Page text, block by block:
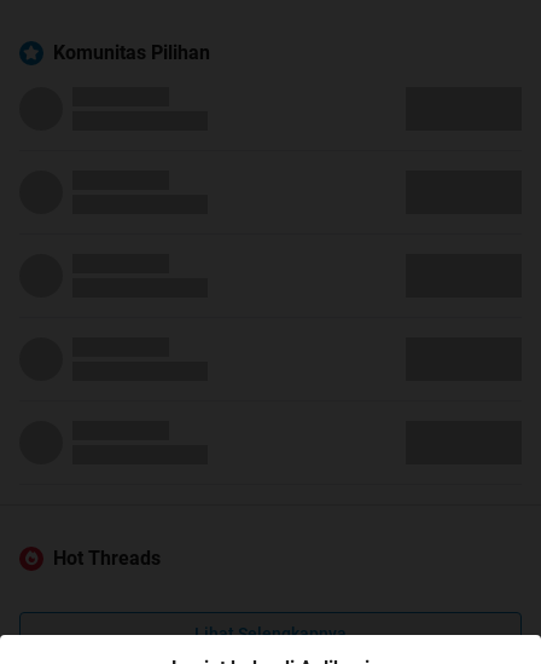
Komunitas Pilihan
Hot Threads
Lihat Selengkapnya